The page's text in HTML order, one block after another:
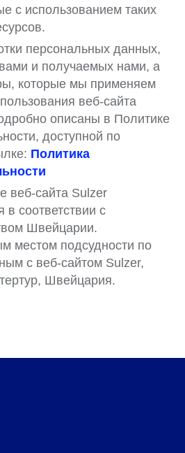
с использованием таких
персональных данных,
и получаемых нами, а
которые мы применяем
веб-сайта
описаны в Политике
доступной по
Политика
веб-сайта Sulzer
в соответствии с
Швейцарии.
местом подсудности по
с веб-сайтом Sulzer,
Швейцария.